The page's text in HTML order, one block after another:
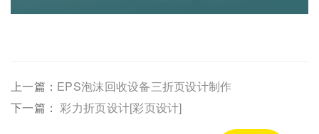
上一篇： EPS泡沫回收设备三折页设计制作
下一篇：彩力折页设计[彩页设计]